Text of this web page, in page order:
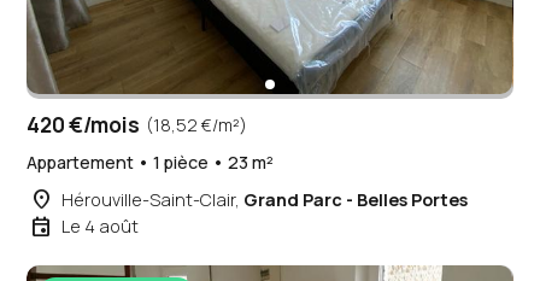
420 €/mois (18,52 €/m²)
Appartement • 1 pièce • 23 m²
place Hérouville-Saint-Clair, Grand Parc - Belles Portes
event Le 4 août